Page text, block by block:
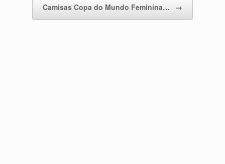
Camisas Copa do Mundo Feminina… →